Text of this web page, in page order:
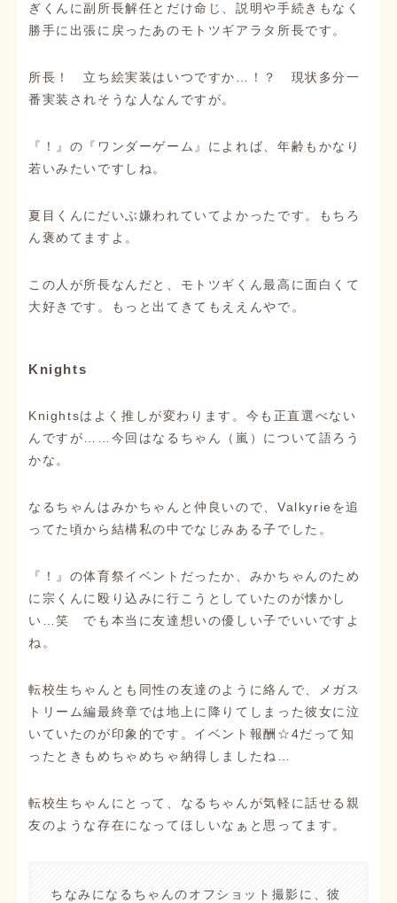
ぎくんに副所長解任とだけ命じ、説明や手続きもなく
勝手に出張に戻ったあのモトツギアラタ所長です。
所長！ 立ち絵実装はいつですか…！？ 現状多分一
番実装されそうな人なんですが。
『！』の『ワンダーゲーム』によれば、年齢もかなり
若いみたいですしね。
夏目くんにだいぶ嫌われていてよかったです。もちろ
ん褒めてますよ。
この人が所長なんだと、モトツギくん最高に面白くて
大好きです。もっと出てきてもええんやで。
Knights
Knightsはよく推しが変わります。今も正直選べない
んですが……今回はなるちゃん（嵐）について語ろう
かな。
なるちゃんはみかちゃんと仲良いので、Valkyrieを追
ってた頃から結構私の中でなじみある子でした。
『！』の体育祭イベントだったか、みかちゃんのため
に宗くんに殴り込みに行こうとしていたのが懐かし
い…笑 でも本当に友達想いの優しい子でいいですよ
ね。
転校生ちゃんとも同性の友達のように絡んで、メガス
トリーム編最終章では地上に降りてしまった彼女に泣
いていたのが印象的です。イベント報酬☆4だって知
ったときもめちゃめちゃ納得しましたね…
転校生ちゃんにとって、なるちゃんが気軽に話せる親
友のような存在になってほしいなぁと思ってます。
ちなみになるちゃんのオフショット撮影に、彼